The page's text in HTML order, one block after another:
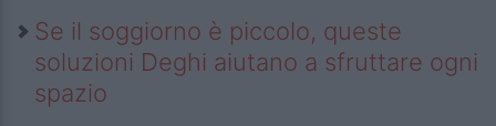
Se il soggiorno è piccolo, queste
soluzioni Deghi aiutano a sfruttare ogni
spazio